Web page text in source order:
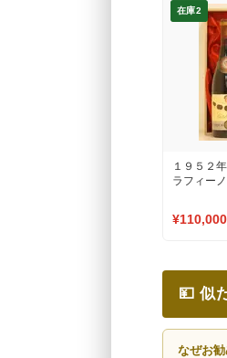
在庫2
１９５２
ラフィー
¥110,000
💴 似
なぜお勧